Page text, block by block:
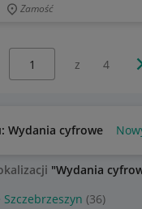
Zamość
z 4
Wydania cyfrowe
"Wydania
(36)